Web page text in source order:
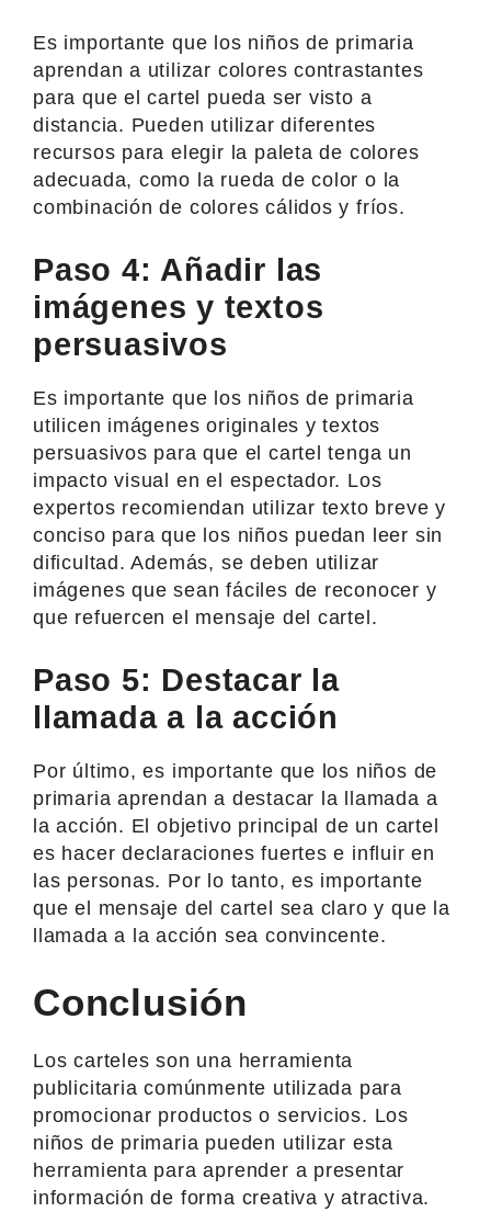
Es importante que los niños de primaria
aprendan a utilizar colores contrastantes
para que el cartel pueda ser visto a
distancia. Pueden utilizar diferentes
recursos para elegir la paleta de colores
adecuada, como la rueda de color o la
combinación de colores cálidos y fríos.
Paso 4: Añadir las
imágenes y textos
persuasivos
Es importante que los niños de primaria
utilicen imágenes originales y textos
persuasivos para que el cartel tenga un
impacto visual en el espectador. Los
expertos recomiendan utilizar texto breve y
conciso para que los niños puedan leer sin
dificultad. Además, se deben utilizar
imágenes que sean fáciles de reconocer y
que refuercen el mensaje del cartel.
Paso 5: Destacar la
llamada a la acción
Por último, es importante que los niños de
primaria aprendan a destacar la llamada a
la acción. El objetivo principal de un cartel
es hacer declaraciones fuertes e influir en
las personas. Por lo tanto, es importante
que el mensaje del cartel sea claro y que la
llamada a la acción sea convincente.
Conclusión
Los carteles son una herramienta
publicitaria comúnmente utilizada para
promocionar productos o servicios. Los
niños de primaria pueden utilizar esta
herramienta para aprender a presentar
información de forma creativa y atractiva.